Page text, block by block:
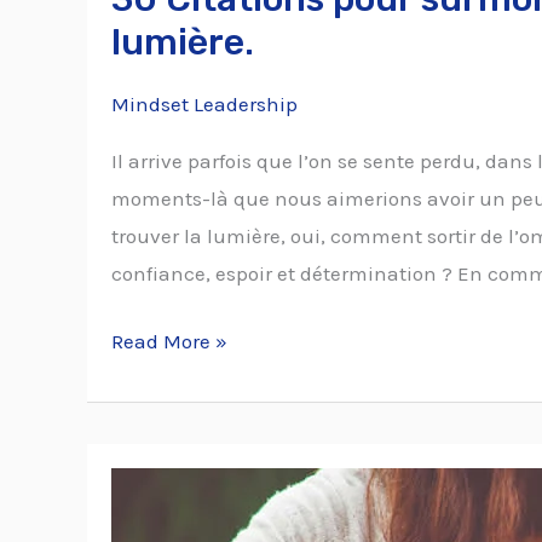
lumière.
Mindset Leadership
Il arrive parfois que l’on se sente perdu,
moments-là que nous aimerions avoir un
trouver la lumière, oui, comment sortir de
confiance, espoir et détermination ? En
Read More »